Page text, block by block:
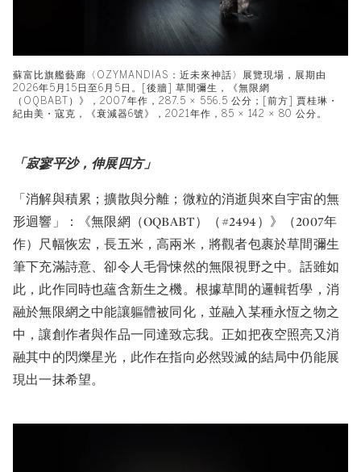
蘇富比旗艦藝廊〈OZYMANDIAS：近未來神話〉展覽現場，展期由
2026年5月15日至6月5日。[後牆] 草間彌生，《無限網
（OQBABT）》，2007年作，287.5 × 556.5 公分；[前方] 賈桂琳・
紀由美・寇克，《衰減器6號》，2021年作，85 × 142 × 80 公分。
「寂寥平沙，伸展四方」
「消解與積累；擴散與分離；微粒的消逝與來自宇宙的無
形迴響」：《無限網（OQBABT）（#2494）》（2007年
作）尺幅恢宏，長五米，高兩米，將觀者包裹於草間彌生
筆下充滿詩意、卻令人毛骨悚然的無限視野之中。話雖如
此，此作同時也蘊含新生之機。根據草間的邏輯哲學，消
融於無限網之中能讓軀體被同化，並融入某種永恆之物之
中，讓創作者與作品一同達致忘我。正如把夜空照亮又消
融其中的閃爍星光，此作在指向必然毀滅的結局中仍能展
現出一抹希望。